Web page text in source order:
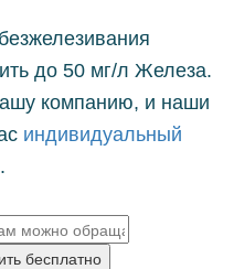
до 50 мг/л Железа.
компанию, и наши
индивидуальный
.
бесплатно